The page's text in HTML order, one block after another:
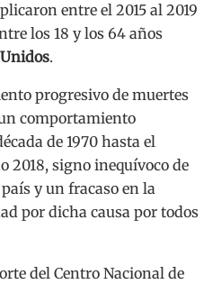
entre el 2015 al 2019
los 18 y los 64 años
.
progresivo de muertes
comportamiento
de 1970 hasta el
2018, signo inequívoco de
y un fracaso en la
por dicha causa por todos
del Centro Nacional de